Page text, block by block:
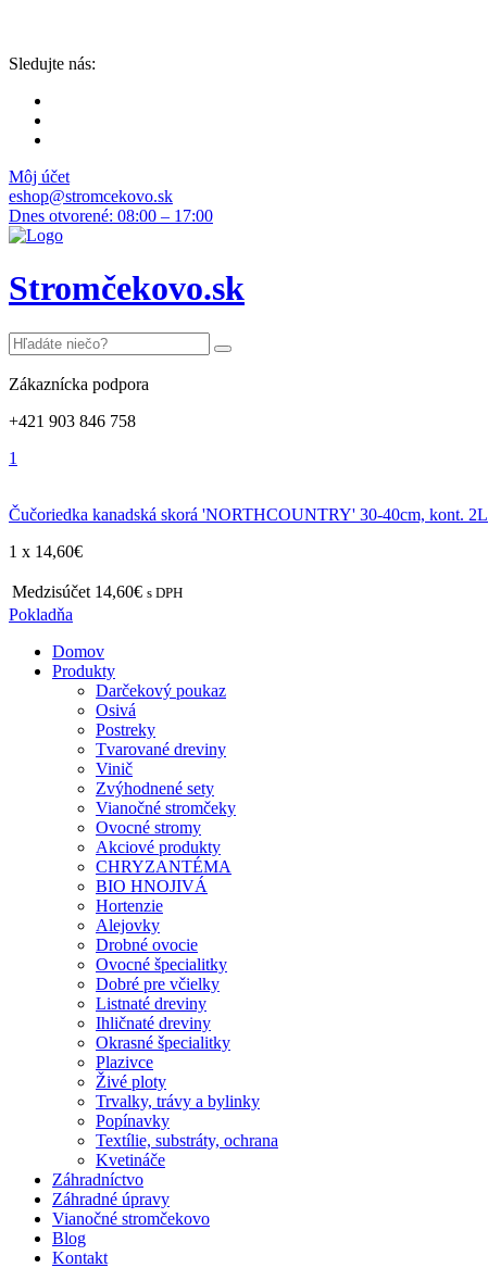
Sledujte nás:
Môj účet
eshop@stromcekovo.sk
Dnes otvorené: 08:00 – 17:00
Stromčekovo.sk
Zákaznícka podpora
+421 903 846 758
1
Čučoriedka kanadská skorá 'NORTHCOUNTRY' 30-40cm, kont. 2L
1 x 14,60€
Medzisúčet 14,60€ s DPH
Pokladňa
Domov
Produkty
Darčekový poukaz
Osivá
Postreky
Tvarované dreviny
Vinič
Zvýhodnené sety
Vianočné stromčeky
Ovocné stromy
Akciové produkty
CHRYZANTÉMA
BIO HNOJIVÁ
Hortenzie
Alejovky
Drobné ovocie
Ovocné špecialitky
Dobré pre včielky
Listnaté dreviny
Ihličnaté dreviny
Okrasné špecialitky
Plazivce
Živé ploty
Trvalky, trávy a bylinky
Popínavky
Textílie, substráty, ochrana
Kvetináče
Záhradníctvo
Záhradné úpravy
Vianočné stromčekovo
Blog
Kontakt